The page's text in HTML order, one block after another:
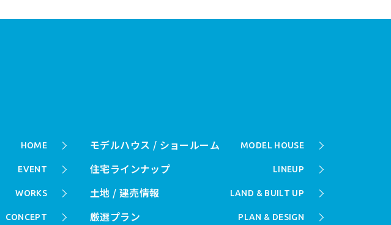
HOME
EVENT
WORKS
CONCEPT
MODEL HOUSE
モデルハウス / ショールーム
LINEUP
住宅ラインナップ
LAND & BUILT UP
土地 / 建売情報
PLAN & DESIGN
厳選プラン